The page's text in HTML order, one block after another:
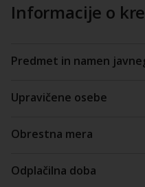
Informacije o
Predmet in namen
Upravičene osebe
Obrestna mera
Odplačilna doba